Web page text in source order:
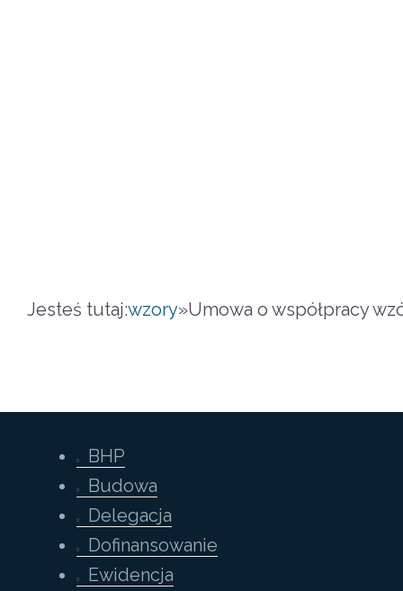
Jesteś tutaj:wzory»Umowa o współpracy
BHP
Budowa
Delegacja
Dofinansowanie
Ewidencja